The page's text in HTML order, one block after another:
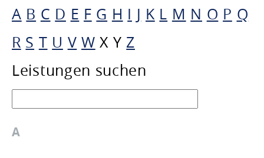
A B C D E F G H I J K L M N O P Q
R S T U V W X Y Z
Leistungen suchen
A